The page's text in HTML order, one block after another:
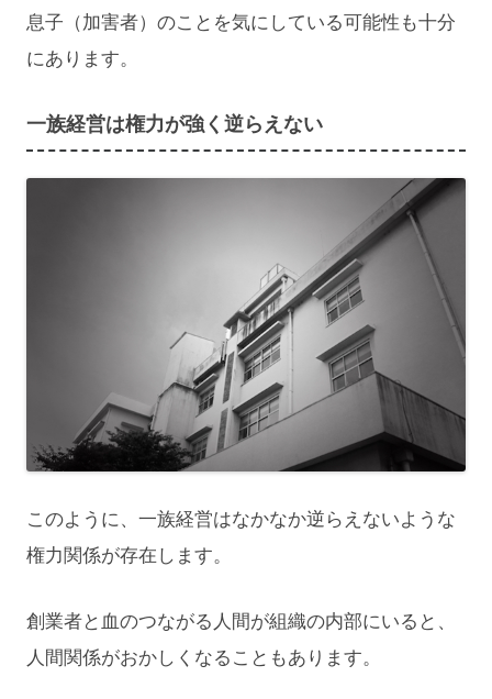
息子（加害者）のことを気にしている可能性も十分
にあります。
一族経営は権力が強く逆らえない
このように、一族経営はなかなか逆らえないような
権力関係が存在します。
創業者と血のつながる人間が組織の内部にいると、
人間関係がおかしくなることもあります。